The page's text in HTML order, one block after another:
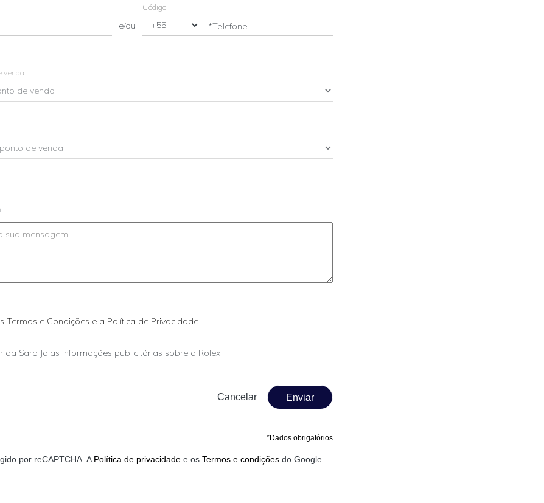
e/ou
Código
*Telefone
venda
Termos e Condições e a Política de Privacidade.
da Sara Joias informações publicitárias sobre a Rolex.
Enviar
*Dados obrigatórios
por reCAPTCHA. A Política de privacidade e os Termos e condições do Google